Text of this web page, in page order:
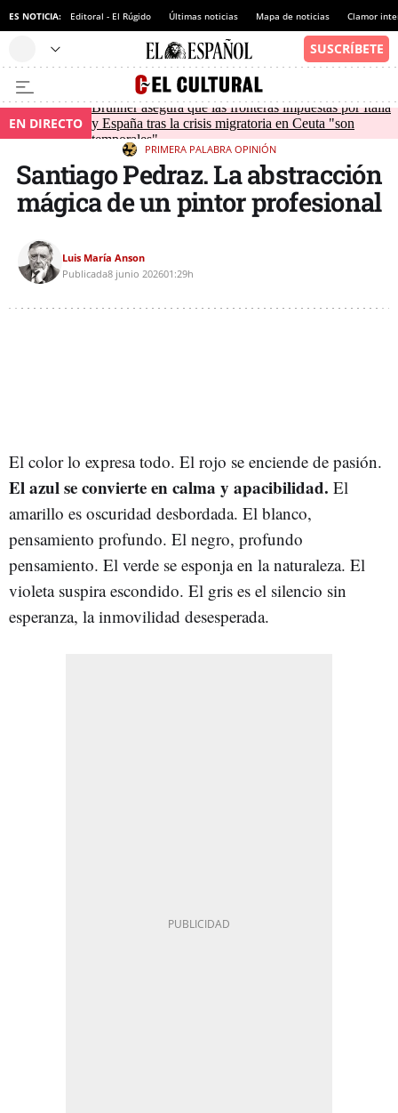
ES NOTICIA: Editoral - El Rúgido Últimas noticias Mapa de noticias Clamor
EN DIRECTO
Brunner asegura que las fronteras impuestas por Italia
y España tras la crisis migratoria en Ceuta "son
temporales"
PRIMERA PALABRA OPINIÓN
Santiago Pedraz. La abstracción
mágica de un pintor profesional
Luis María Anson
Publicada8 junio 202601:29h
El color lo expresa todo. El rojo se enciende de pasión.
El azul se convierte en calma y apacibilidad. El
amarillo es oscuridad desbordada. El blanco,
pensamiento profundo. El negro, profundo
pensamiento. El verde se esponja en la naturaleza. El
violeta suspira escondido. El gris es el silencio sin
esperanza, la inmovilidad desesperada.